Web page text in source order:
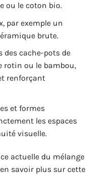
ou le coton bio.
par exemple un
brute.
des cache-pots de
rotin ou le bambou,
renforçant
et formes
les espaces
visuelle.
actuelle du mélange
savoir plus sur cette